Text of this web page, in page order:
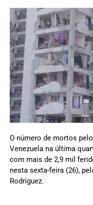
O número de mortos
Venezuela na última
com mais de 2,9 mil
nesta sexta-feira (26),
Rodríguez.